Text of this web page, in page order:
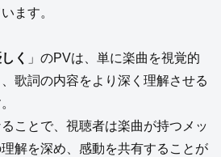
ます。
く 」のPVは、単に楽曲を視覚的
歌詞の内容をより深く理解させる
ことで、視聴者は楽曲が持つメッ
解を深め、感動を共有することが